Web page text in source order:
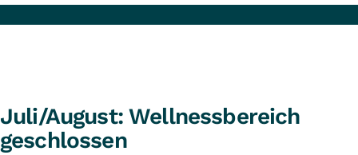
Juli/August: Wellnessbereich
geschlossen